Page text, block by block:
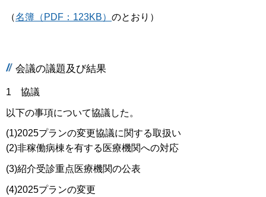
（名簿（PDF：123KB） のとおり）
会議の議題及び結果
1 協議
以下の事項について協議した。
(1)2025プランの変更協議に関する取扱い
(2)非稼働病棟を有する医療機関への対応
(3)紹介受診重点医療機関の公表
(4)2025プランの変更